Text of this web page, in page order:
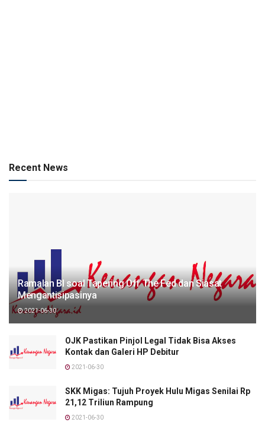
Recent News
Ramalan BI soal Tapering Off The Fed dan Siasat
Mengantisipasinya
2021-06-30
OJK Pastikan Pinjol Legal Tidak Bisa Akses
Kontak dan Galeri HP Debitur
2021-06-30
SKK Migas: Tujuh Proyek Hulu Migas Senilai Rp
21,12 Triliun Rampung
2021-06-30